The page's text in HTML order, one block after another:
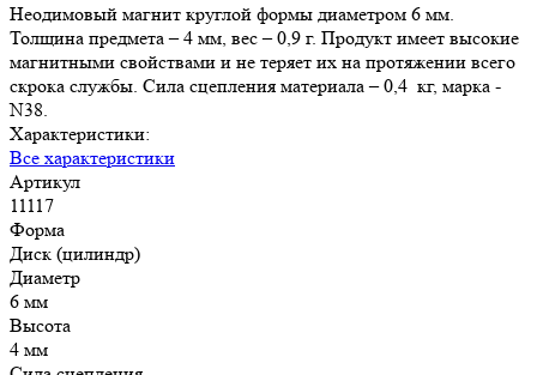
Неодимовый магнит круглой формы диаметром 6 мм.
Толщина предмета – 4 мм, вес – 0,9 г. Продукт имеет высокие
магнитными свойствами и не теряет их на протяжении всего
скрока службы. Сила сцепления материала – 0,4 кг, марка -
N38.
Характеристики:
Все характеристики
Артикул
11117
Форма
Диск (цилиндр)
Диаметр
6 мм
Высота
4 мм